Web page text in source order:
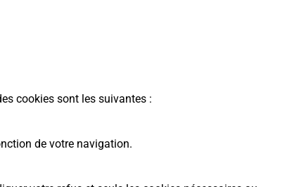
cookies sont les suivantes :
de votre navigation.